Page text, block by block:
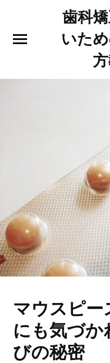
歯科
いた
マウスピー
にも気づ
びの秘密